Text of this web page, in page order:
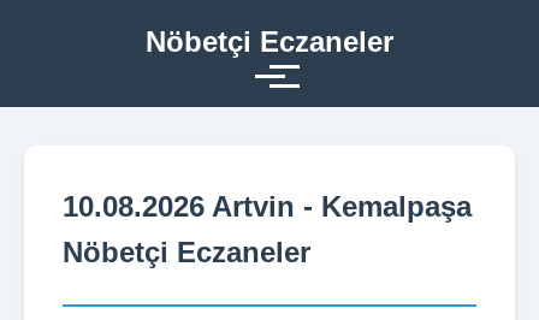
Nöbetçi Eczaneler
10.08.2026 Artvin - Kemalpaşa
Nöbetçi Eczaneler